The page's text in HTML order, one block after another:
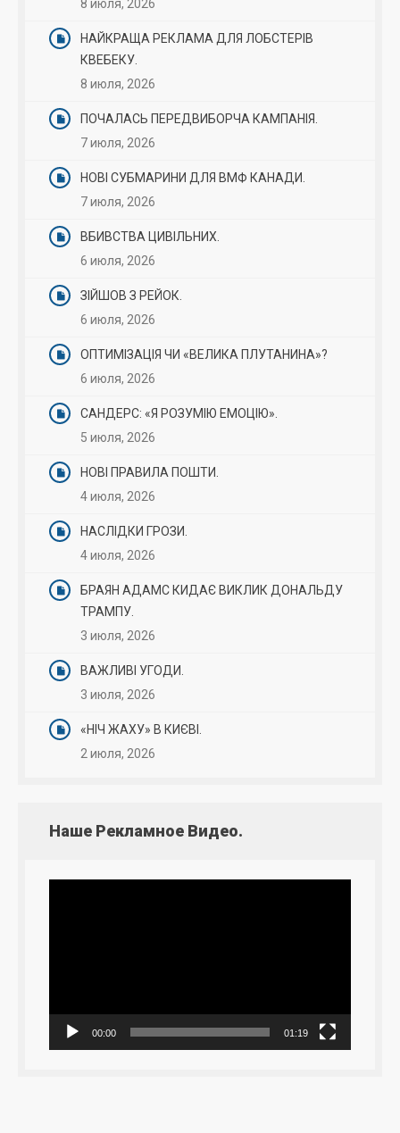
8 июля, 2026
НАЙКРАЩА РЕКЛАМА ДЛЯ ЛОБСТЕРІВ
КВЕБЕКУ.
8 июля, 2026
ПОЧАЛАСЬ ПЕРЕДВИБОРЧА КАМПАНІЯ.
7 июля, 2026
НОВІ СУБМАРИНИ ДЛЯ ВМФ КАНАДИ.
7 июля, 2026
ВБИВСТВА ЦИВІЛЬНИХ.
6 июля, 2026
ЗІЙШОВ З РЕЙОК.
6 июля, 2026
ОПТИМІЗАЦІЯ ЧИ «ВЕЛИКА ПЛУТАНИНА»?
6 июля, 2026
САНДЕРС: «Я РОЗУМІЮ ЕМОЦІЮ».
5 июля, 2026
НОВІ ПРАВИЛА ПОШТИ.
4 июля, 2026
НАСЛІДКИ ГРОЗИ.
4 июля, 2026
БРАЯН АДАМС КИДАЄ ВИКЛИК ДОНАЛЬДУ
ТРАМПУ.
3 июля, 2026
ВАЖЛИВІ УГОДИ.
3 июля, 2026
«НІЧ ЖАХУ» В КИЄВІ.
2 июля, 2026
Наше Рекламное Видео.
00:00 01:19